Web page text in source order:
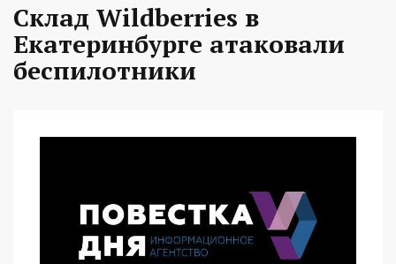
Склад Wildberries в
Екатеринбурге атаковали
беспилотники